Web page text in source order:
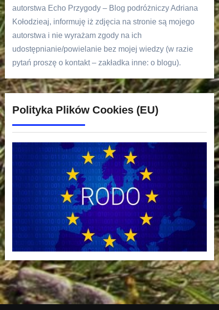
autorstwa Echo Przygody – Blog podróżniczy Adriana
Kołodzieaj, informuję iż zdjęcia na stronie są mojego
autorstwa i nie wyrażam zgody na ich
udostępnianie/powielanie bez mojej wiedzy (w razie
pytań proszę o kontakt – zakładka inne: o blogu).
Polityka Plików Cookies (EU)